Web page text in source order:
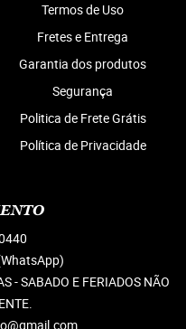
Termos de Uso
Fretes e Entrega
Garantia dos produtos
Segurança
Politica de Frete Grátis
Política de Privacidade
- SABADO E FERIADOS NÃO